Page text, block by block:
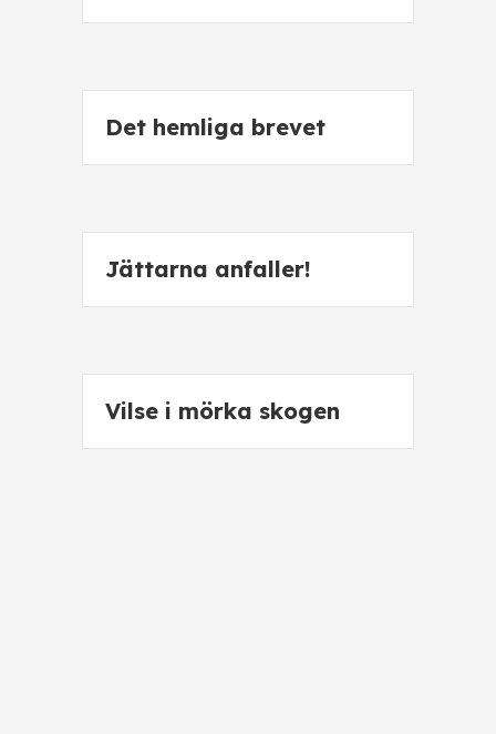
Det hemliga brevet
Jättarna anfaller!
Vilse i mörka skogen